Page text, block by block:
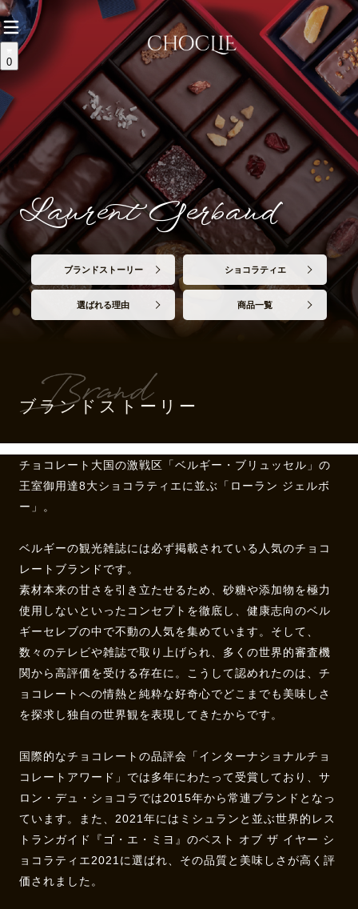
0
Laurent Gerbaud
ブランドストーリー ショコラティエ
選ばれる理由 商品一覧
ブランドストーリー
チョコレート大国の激戦区「ベルギー・ブリュッセル」の
王室御用達8大ショコラティエに並ぶ「ローラン ジェルボ
ー」。
ベルギーの観光雑誌には必ず掲載されている人気のチョコ
レートブランドです。
素材本来の甘さを引き立たせるため、砂糖や添加物を極力
使用しないといったコンセプトを徹底し、健康志向のベル
ギーセレブの中で不動の人気を集めています。そして、
数々のテレビや雑誌で取り上げられ、多くの世界的審査機
関から高評価を受ける存在に。こうして認めれたのは、チ
ョコレートへの情熱と純粋な好奇心でどこまでも美味しさ
を探求し独自の世界観を表現してきたからです。
国際的なチョコレートの品評会「インターナショナルチョ
コレートアワード」では多年にわたって受賞しており、サ
ロン・デュ・ショコラでは2015年から常連ブランドとなっ
ています。また、2021年にはミシュランと並ぶ世界的レス
トランガイド『ゴ・エ・ミヨ』のベスト オブ ザ イヤー シ
ョコラティエ2021に選ばれ、その品質と美味しさが高く評
価されました。